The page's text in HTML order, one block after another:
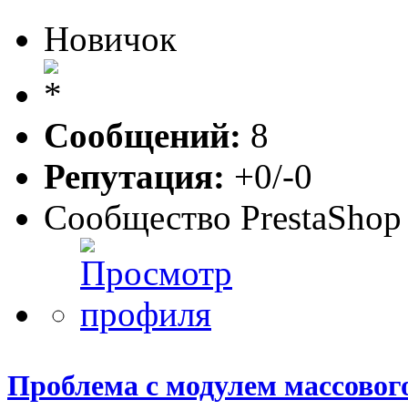
Новичок
Сообщений: 8
Репутация: +0/-0
Сообщество PrestaShop
Проблема с модулем